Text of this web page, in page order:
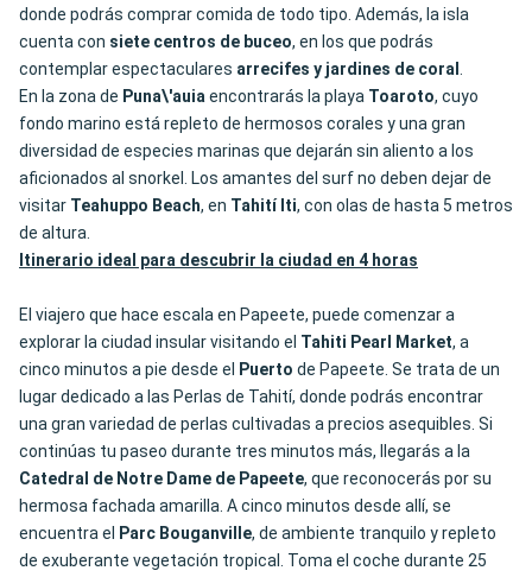
donde podrás comprar comida de todo tipo. Además, la isla
cuenta con siete centros de buceo, en los que podrás
contemplar espectaculares arrecifes y jardines de coral .
En la zona de Puna\'auiaencontrarás la playa Toaroto, cuyo
fondo marino está repleto de hermosos corales y una gran
diversidad de especies marinas que dejarán sin aliento a los
aficionados al snorkel. Los amantes del surf no deben dejar de
visitar Teahuppo Beach, en Tahití Iti, con olas de hasta 5 metros
de altura.
Itinerario ideal para descubrir la ciudad en 4 horas
El viajero que hace escala en Papeete, puede comenzar a
explorar la ciudad insular visitando el Tahiti Pearl Market, a
cinco minutos a pie desde el
Puerto de Papeete. Se trata de un
lugar dedicado a las Perlas de Tahití, donde podrás encontrar
una gran variedad de perlas cultivadas a precios asequibles. Si
continúas tu paseo durante tres minutos más, llegarás a la
Catedral de Notre Dame de Papeete, que reconocerás por su
hermosa fachada amarilla. A cinco minutos desde allí, se
encuentra el
Parc Bouganville, de ambiente tranquilo y repleto
de exuberante vegetación tropical. Toma el coche durante 25